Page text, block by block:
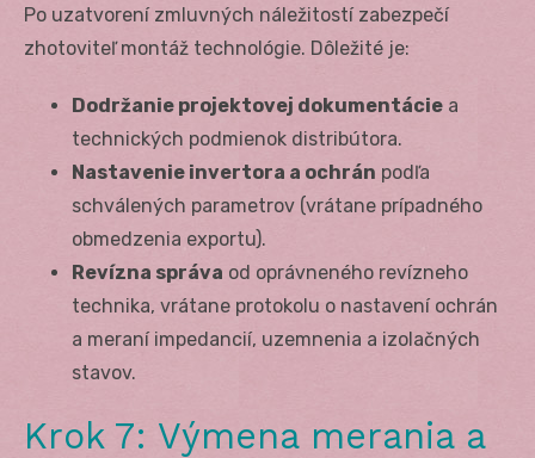
Po uzatvorení zmluvných náležitostí zabezpečí
zhotoviteľ montáž technológie. Dôležité je:
Dodržanie projektovej dokumentácie a
technických podmienok distribútora.
Nastavenie invertora a ochrán podľa
schválených parametrov (vrátane prípadného
obmedzenia exportu).
Revízna správa od oprávneného revízneho
technika, vrátane protokolu o nastavení ochrán
a meraní impedancií, uzemnenia a izolačných
stavov.
Krok 7: Výmena merania a